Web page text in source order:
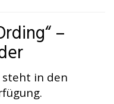
–
steht in den